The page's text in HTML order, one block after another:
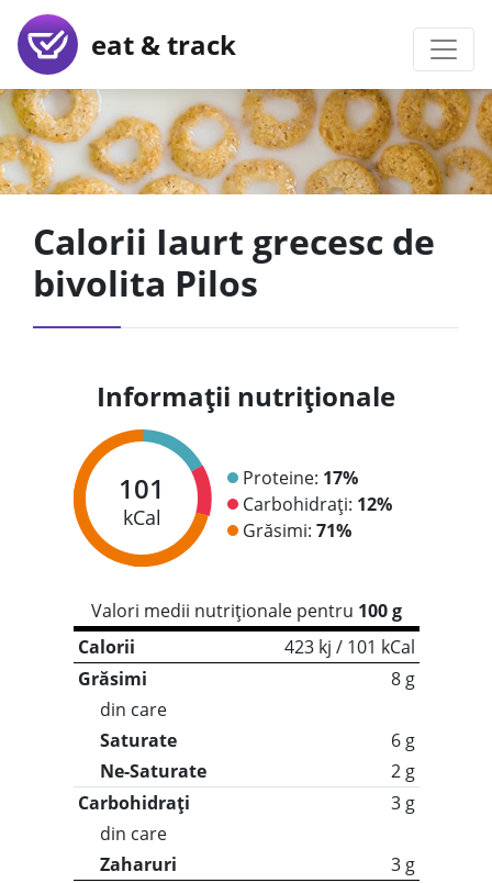
eat & track
Calorii Iaurt grecesc de
bivolita Pilos
Informații nutriționale
101
kCal
Proteine: 17%
Carbohidrați: 12%
Grăsimi: 71%
Valori medii nutriționale pentru 100 g
Calorii
423 kj / 101 kCal
Grăsimi
8 g
din care
Saturate
6 g
Ne-Saturate
2 g
Carbohidrați
3 g
din care
Zaharuri
3 g